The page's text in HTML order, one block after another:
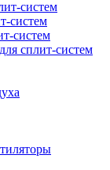
систем
систем
систем
сплит-систем